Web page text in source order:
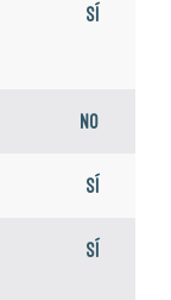
Sí
No
Sí
Sí